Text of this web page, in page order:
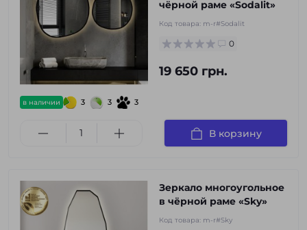
в наличии 3 3 3
чёрной раме «Sodalit»
Код товара: m-r#Sodalit
0
19 650 грн.
В корзину
Зеркало многоугольное
в чёрной раме «Sky»
Код товара: m-r#Sky